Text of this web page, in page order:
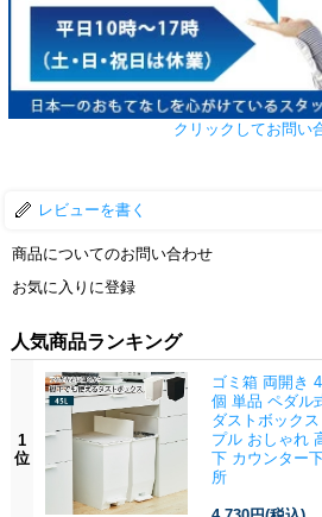
クリックしてお問い
レビューを書く
商品についてのお問い合わせ
お気に入りに登録
人気商品ランキング
1
位
ゴミ箱 両開き
個 単品 ペダル
ダストボック
プル おしゃれ
下 カウンター
所